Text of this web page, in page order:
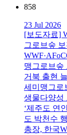
858
23 Jul 2026
[보도자료]
그로브숲
맹그로브숲
거북 출현
세미맹그로
생물다양성
‘제주도 연
도 박천수
총장, 한국